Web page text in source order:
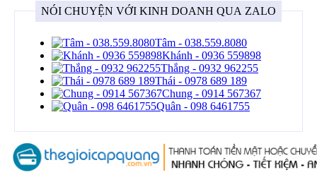
NÓI CHUYỆN VỚI KINH DOANH QUA ZALO
Tâm - 038.559.8080
Khánh - 0936 559898
Thắng - 0932 962255
Thái - 0978 689 189
Chung - 0914 567367
Quân - 098 6461755